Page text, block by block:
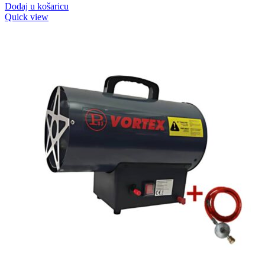
Dodaj u košaricu
Quick view